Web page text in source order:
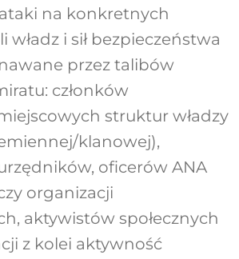
na konkretnych
władz i sił bezpieczeństwa
przez talibów
członków
struktur władzy
klanowej),
oficerów ANA
organizacji
aktywistów społecznych
z kolei aktywność